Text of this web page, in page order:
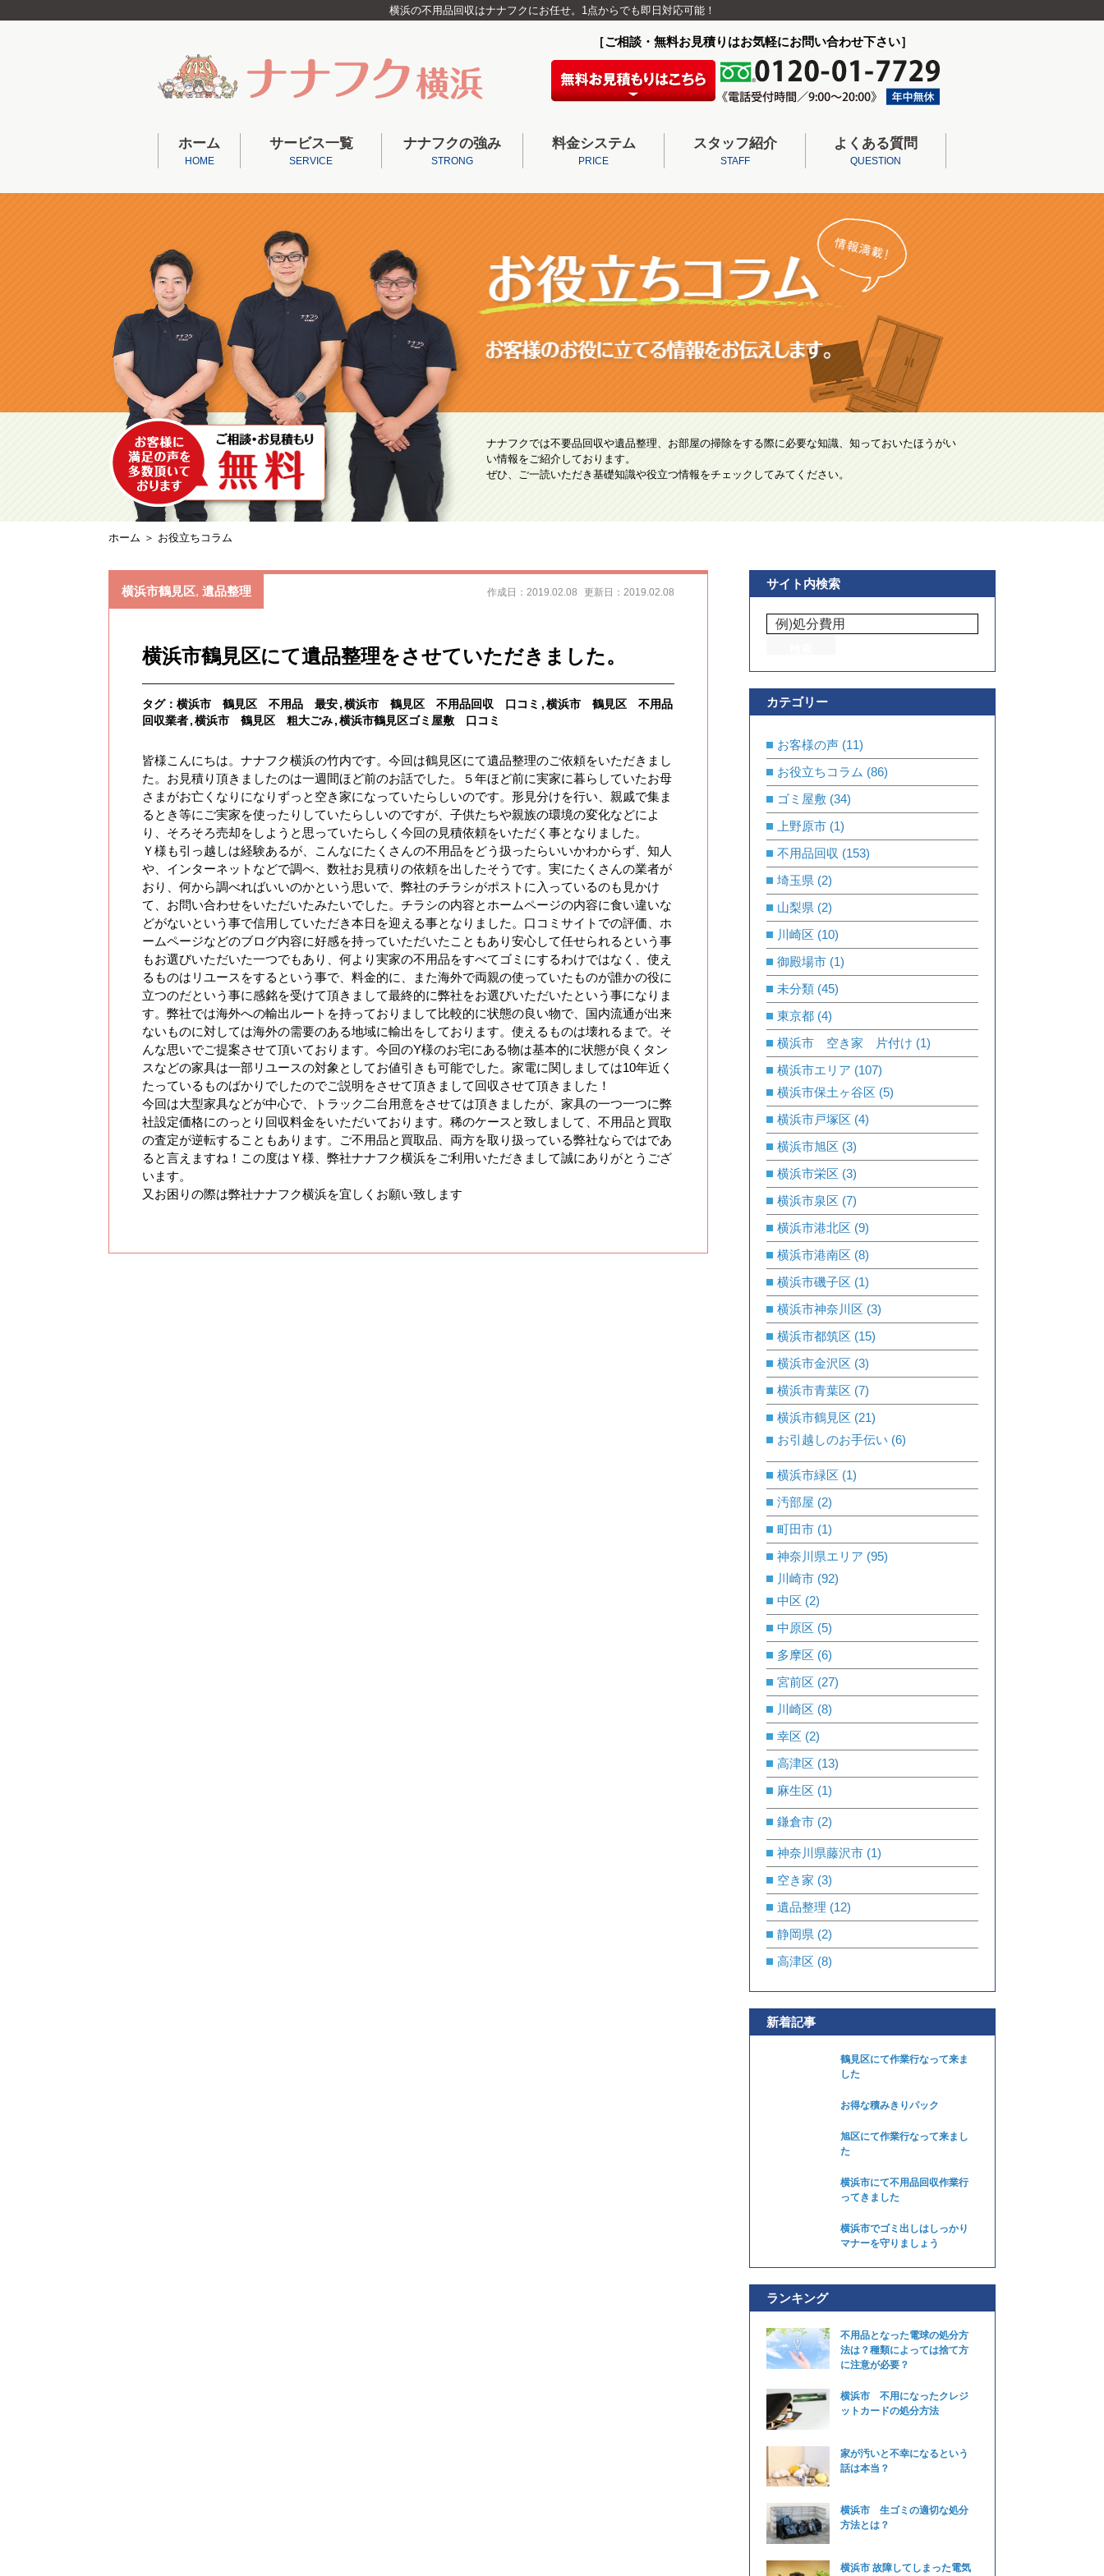
横浜の不用品回収はナナフクにお任せ。1点からでも即日対応可能！
［ご相談・無料お見積りはお気軽にお問い合わせ下さい］
ホーム
HOME
サービス一覧
SERVICE
ナナフクの強み
STRONG
料金システム
PRICE
スタッフ紹介
STAFF
よくある質問
QUESTION
ナナフクでは不要品回収や遺品整理、お部屋の掃除をする際に必要な知識、知っておいたほうがい
い情報をご紹介しております。
ぜひ、ご一読いただき基礎知識や役立つ情報をチェックしてみてください。
ホーム ＞ お役立ちコラム
横浜市鶴見区, 遺品整理 作成日：2019.02.08 更新日：2019.02.08
横浜市鶴見区にて遺品整理をさせていただきました。
タグ： 横浜市 鶴見区 不用品 最安 横浜市 鶴見区 不用品回収 口コミ
横浜市 鶴見区 不用品
回収業者 横浜市 鶴見区 粗大ごみ 横浜市鶴見区ゴミ屋敷 口コミ
皆様こんにちは。ナナフク横浜の竹内です。今回は鶴見区にて遺品整理のご依頼をいただきまし
た。お見積り頂きましたのは一週間ほど前のお話でした。５年ほど前に実家に暮らしていたお母
さまがお亡くなりになりずっと空き家になっていたらしいのです。形見分けを行い、親戚で集ま
るとき等にご実家を使ったりしていたらしいのですが、子供たちや親族の環境の変化などによ
り、そろそろ売却をしようと思っていたらしく今回の見積依頼をいただく事となりました。
Ｙ様も引っ越しは経験あるが、こんなにたくさんの不用品をどう扱ったらいいかわからず、知人
や、インターネットなどで調べ、数社お見積りの依頼を出したそうです。実にたくさんの業者が
おり、何から調べればいいのかという思いで、弊社のチラシがポストに入っているのも見かけ
て、お問い合わせをいただいたみたいでした。チラシの内容とホームページの内容に食い違いな
どがないという事で信用していただき本日を迎える事となりました。口コミサイトでの評価、ホ
ームページなどのブログ内容に好感を持っていただいたこともあり安心して任せられるという事
もお選びいただいた一つでもあり、何より実家の不用品をすべてゴミにするわけではなく、使え
るものはリユースをするという事で、料金的に、また海外で両親の使っていたものが誰かの役に
立つのだという事に感銘を受けて頂きまして最終的に弊社をお選びいただいたという事になりま
す。弊社では海外への輸出ルートを持っておりまして比較的に状態の良い物で、国内流通が出来
ないものに対しては海外の需要のある地域に輸出をしております。使えるものは壊れるまで。そ
んな思いでご提案させて頂いております。今回のY様のお宅にある物は基本的に状態が良くタン
スなどの家具は一部リユースの対象としてお値引きも可能でした。家電に関しましては10年近く
たっているものばかりでしたのでご説明をさせて頂きまして回収させて頂きました！
今回は大型家具などが中心で、トラック二台用意をさせては頂きましたが、家具の一つ一つに弊
社設定価格にのっとり回収料金をいただいております。稀のケースと致しまして、不用品と買取
の査定が逆転することもあります。ご不用品と買取品、両方を取り扱っている弊社ならではであ
ると言えますね！この度はＹ様、弊社ナナフク横浜をご利用いただきまして誠にありがとうござ
います。
又お困りの際は弊社ナナフク横浜を宜しくお願い致します
サイト内検索
カテゴリー
お客様の声 (11)
お役立ちコラム (86)
ゴミ屋敷 (34)
上野原市 (1)
不用品回収 (153)
埼玉県 (2)
山梨県 (2)
川崎区 (10)
御殿場市 (1)
未分類 (45)
東京都 (4)
横浜市 空き家 片付け (1)
横浜市エリア (107)
横浜市保土ヶ谷区 (5)
横浜市戸塚区 (4)
横浜市旭区 (3)
横浜市栄区 (3)
横浜市泉区 (7)
横浜市港北区 (9)
横浜市港南区 (8)
横浜市磯子区 (1)
横浜市神奈川区 (3)
横浜市都筑区 (15)
横浜市金沢区 (3)
横浜市青葉区 (7)
横浜市鶴見区 (21)
お引越しのお手伝い (6)
横浜市緑区 (1)
汚部屋 (2)
町田市 (1)
神奈川県エリア (95)
川崎市 (92)
中区 (2)
中原区 (5)
多摩区 (6)
宮前区 (27)
川崎区 (8)
幸区 (2)
高津区 (13)
麻生区 (1)
鎌倉市 (2)
神奈川県藤沢市 (1)
空き家 (3)
遺品整理 (12)
静岡県 (2)
高津区 (8)
新着記事
鶴見区にて作業行なって来ま
した
お得な積みきりパック
旭区にて作業行なって来まし
た
横浜市にて不用品回収作業行
ってきました
横浜市でゴミ出しはしっかり
マナーを守りましょう
ランキング
不用品となった電球の処分方
法は？種類によっては捨て方
に注意が必要？
横浜市 不用になったクレジ
ットカードの処分方法
家が汚いと不幸になるという
話は本当？
横浜市 生ゴミの適切な処分
方法とは？
横浜市 故障してしまった電気